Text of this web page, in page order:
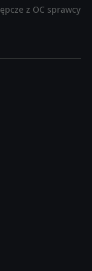
z OC sprawcy